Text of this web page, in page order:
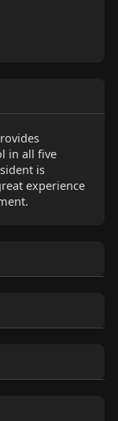
in all five
is
experience